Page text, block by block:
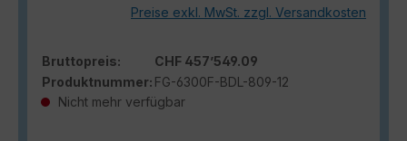
Preise exkl. MwSt. zzgl. Versandkosten
Bruttopreis:
CHF 457’549.09
Produktnummer: FG-6300F-BDL-809-12
Nicht mehr verfügbar